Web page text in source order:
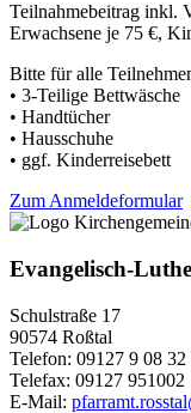
Teilnahmebeitrag inkl.
Erwachsene je 75 €,
Bitte für alle
• 3-Teilige Bettwäsche
• Handtücher
• Hausschuhe
• ggf. Kinderreisebett
Zum Anmeldeformular
Evangelisch-
Schulstraße 17
90574 Roßtal
Telefon: 09127 9 08 32
Telefax: 09127 951002
E-Mail: